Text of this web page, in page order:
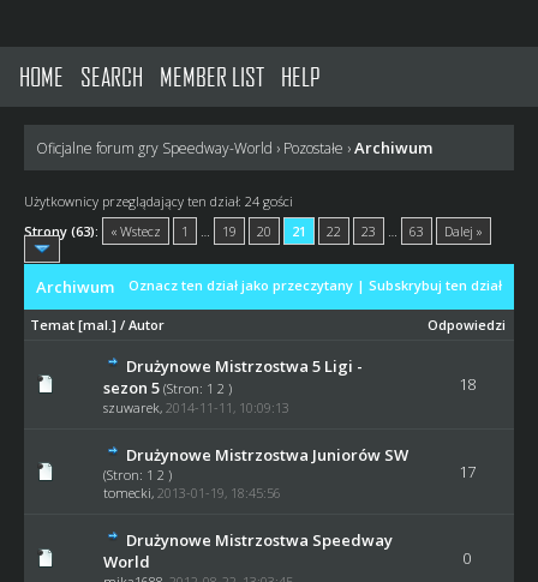
HOME SEARCH MEMBER LIST HELP
Oficjalne forum gry Speedway-World › Pozostałe ›Archiwum
Użytkownicy przeglądający ten dział: 24 gości
Strony (63):
« Wstecz 1 … 19 20 21 22 23 … 63 Dalej »
Oznacz ten dział jako przeczytany| Subskrybuj ten dział
Archiwum
Temat [mal.] / Autor Odpowiedzi
Drużynowe Mistrzostwa 5 Ligi -
sezon 5 (Stron: 1 2 )
szuwarek, 2014-11-11, 10:09:13
18
Drużynowe Mistrzostwa Juniorów SW
(Stron: 1 2 )
tomecki, 2013-01-19, 18:45:56
17
Drużynowe Mistrzostwa Speedway
World
0